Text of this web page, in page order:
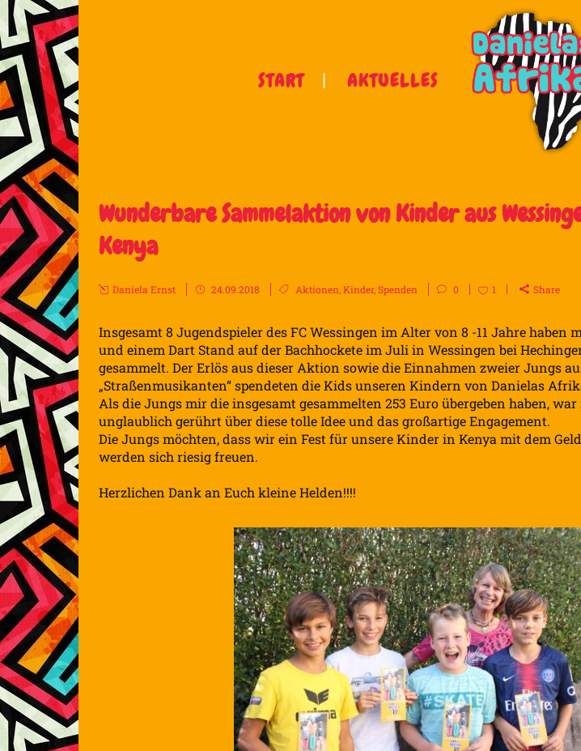
START AKTUELLES
Wunderbare Sammelaktion von Kinder aus
Kenya
Daniela Ernst 24.09.2018 Aktionen,Kinder,Spenden 0 1 Share
Insgesamt 8 Jugendspieler des FC Wessingen im Alter von 8 -11 Jahre haben
und einem Dart Stand auf der Bachhockete im Juli in Wessingen bei
gesammelt. Der Erlös aus dieser Aktion sowie die Einnahmen zweier Jungs
„Straßenmusikanten“ spendeten die Kids unseren Kindern von Danielas
Als die Jungs mir die insgesamt gesammelten 253 Euro übergeben haben,
unglaublich gerührt über diese tolle Idee und das großartige Engagement.
Die Jungs möchten, dass wir ein Fest für unsere Kinder in Kenya mit dem
werden sich riesig freuen.
Herzlichen Dank an Euch kleine Helden!!!!